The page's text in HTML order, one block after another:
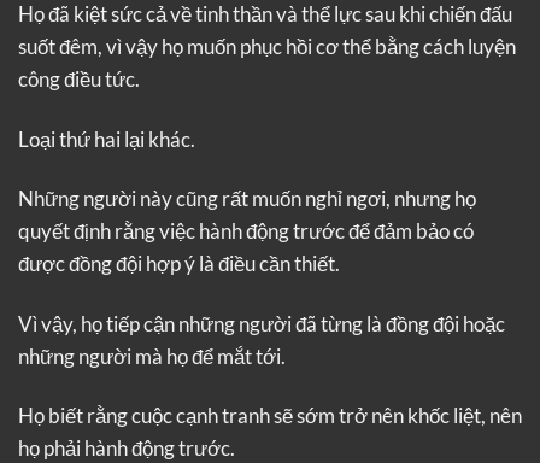
Họ đã kiệt sức cả về tinh thần và thể lực sau khi chiến đấu
suốt đêm, vì vậy họ muốn phục hồi cơ thể bằng cách luyện
công điều tức.
Loại thứ hai lại khác.
Những người này cũng rất muốn nghỉ ngơi, nhưng họ
quyết định rằng việc hành động trước để đảm bảo có
được đồng đội hợp ý là điều cần thiết.
Vì vậy, họ tiếp cận những người đã từng là đồng đội hoặc
những người mà họ để mắt tới.
Họ biết rằng cuộc cạnh tranh sẽ sớm trở nên khốc liệt, nên
họ phải hành động trước.